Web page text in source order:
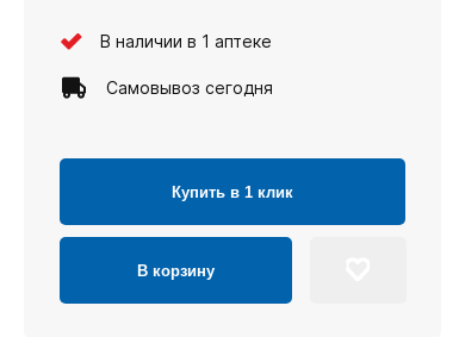
В наличии в 1 аптеке
Самовывоз сегодня
Купить в 1 клик
В корзину